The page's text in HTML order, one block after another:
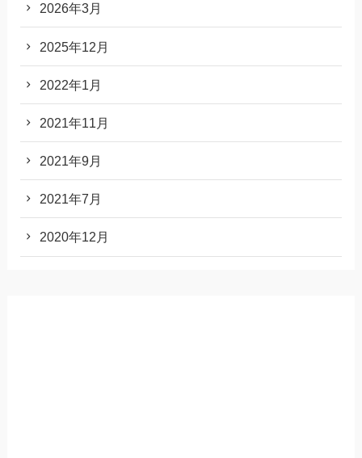
2026年3月
2025年12月
2022年1月
2021年11月
2021年9月
2021年7月
2020年12月